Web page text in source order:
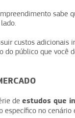
sabe
custos adicionais
do público que você
de estudos que
específico no
1 2 3 4